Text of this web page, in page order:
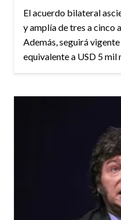
El acuerdo bilateral
y amplía de tres a cinco
Además, seguirá
equivalente a USD 5 mil